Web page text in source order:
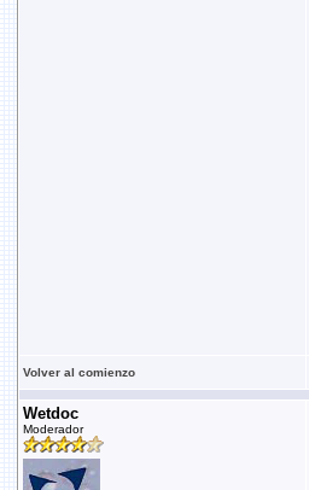
Volver al comienzo
Wetdoc
Moderador